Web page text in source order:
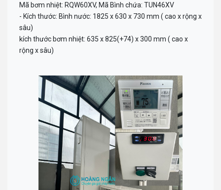
Mã bơm nhiệt: RQW60XV, Mã Bình chứa: TUN46XV
- Kích thước: Bình nước: 1825 x 630 x 730 mm ( cao x rộng x
sâu)
kích thước bơm nhiệt: 635 x 825(+74) x 300 mm ( cao x
rộng x sâu)